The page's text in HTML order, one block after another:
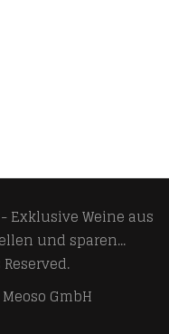
Exklusive Weine aus
und sparen...
Meoso GmbH